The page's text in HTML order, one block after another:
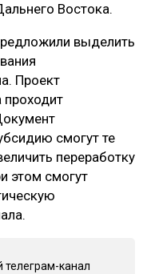
Востока.
выделить
Проект
проходит
смогут те
переработку
этом смогут
телеграм-канал